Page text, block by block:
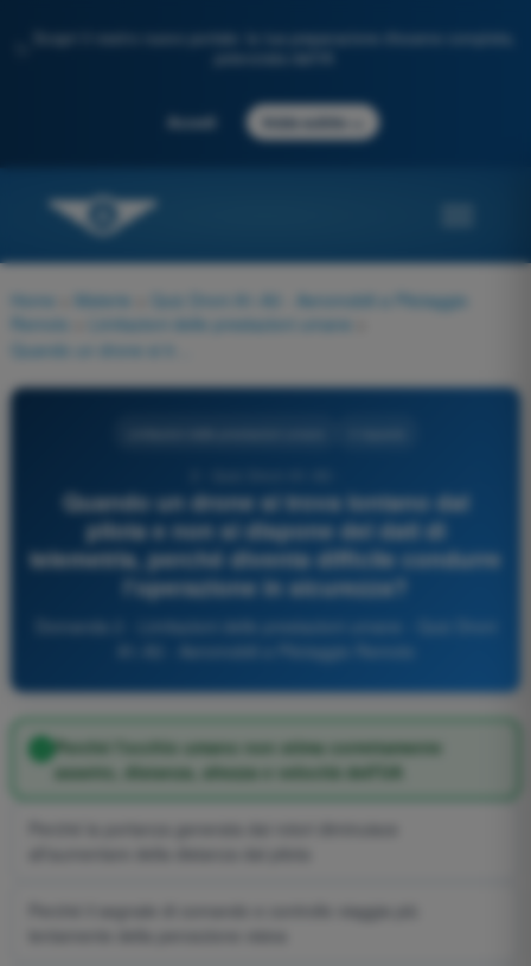
Scopri il nostro nuovo portale: la tua preparazione d'esame completa,
Accedi Inizia subito
Home Materie
Quiz Droni A1-A3 - Aeromobili a Pilotaggio
Limitazioni delle prestazioni umane
Quando un drone si trova lontano dal
pilota e non si dispone dei dati di
telemetria, perché diventa difficile condurre
l'operazione in sicurezza?
A1-A3 - Aeromobili a Pilotaggio Remoto
Perché l'occhio umano non stima correttamente
assetto, distanza, altezza e velocità dell'UA
Perché il segnale di comando e controllo viaggia più